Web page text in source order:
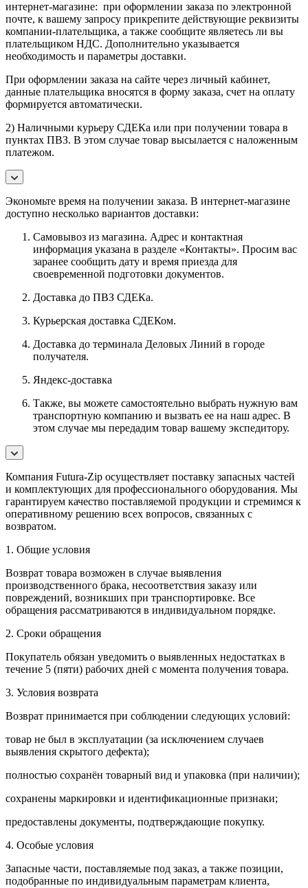
интернет-магазине: при оформлении заказа по электронной
почте, к вашему запросу прикрепите действующие реквизиты
компании-плательщика, а также сообщите являетесь ли вы
плательщиком НДС. Дополнительно указывается
необходимость и параметры доставки.
При оформлении заказа на сайте через личный кабинет,
данные плательщика вносятся в форму заказа, счет на оплату
формируется автоматически.
2) Наличными курьеру СДЕКа или при получении товара в
пунктах ПВЗ. В этом случае товар высылается с наложенным
платежом.
Экономьте время на получении заказа. В интернет-магазине
доступно несколько вариантов доставки:
Самовывоз из магазина. Адрес и контактная
информация указана в разделе «Контакты». Просим вас
заранее сообщить дату и время приезда для
своевременной подготовки документов.
Доставка до ПВЗ СДЕКа.
Курьерская доставка СДЕКом.
Доставка до терминала Деловых Линий в городе
получателя.
Яндекс-доставка
Также, вы можете самостоятельно выбрать нужную вам
транспортную компанию и вызвать ее на наш адрес. В
этом случае мы передадим товар вашему экспедитору.
Компания Futura-Zip осуществляет поставку запасных частей
и комплектующих для профессионального оборудования. Мы
гарантируем качество поставляемой продукции и стремимся к
оперативному решению всех вопросов, связанных с
возвратом.
1. Общие условия
Возврат товара возможен в случае выявления
производственного брака, несоответствия заказу или
повреждений, возникших при транспортировке. Все
обращения рассматриваются в индивидуальном порядке.
2. Сроки обращения
Покупатель обязан уведомить о выявленных недостатках в
течение 5 (пяти) рабочих дней с момента получения товара.
3. Условия возврата
Возврат принимается при соблюдении следующих условий:
товар не был в эксплуатации (за исключением случаев
выявления скрытого дефекта);
полностью сохранён товарный вид и упаковка (при наличии);
сохранены маркировки и идентификационные признаки;
предоставлены документы, подтверждающие покупку.
4. Особые условия
Запасные части, поставляемые под заказ, а также позиции,
подобранные по индивидуальным параметрам клиента,